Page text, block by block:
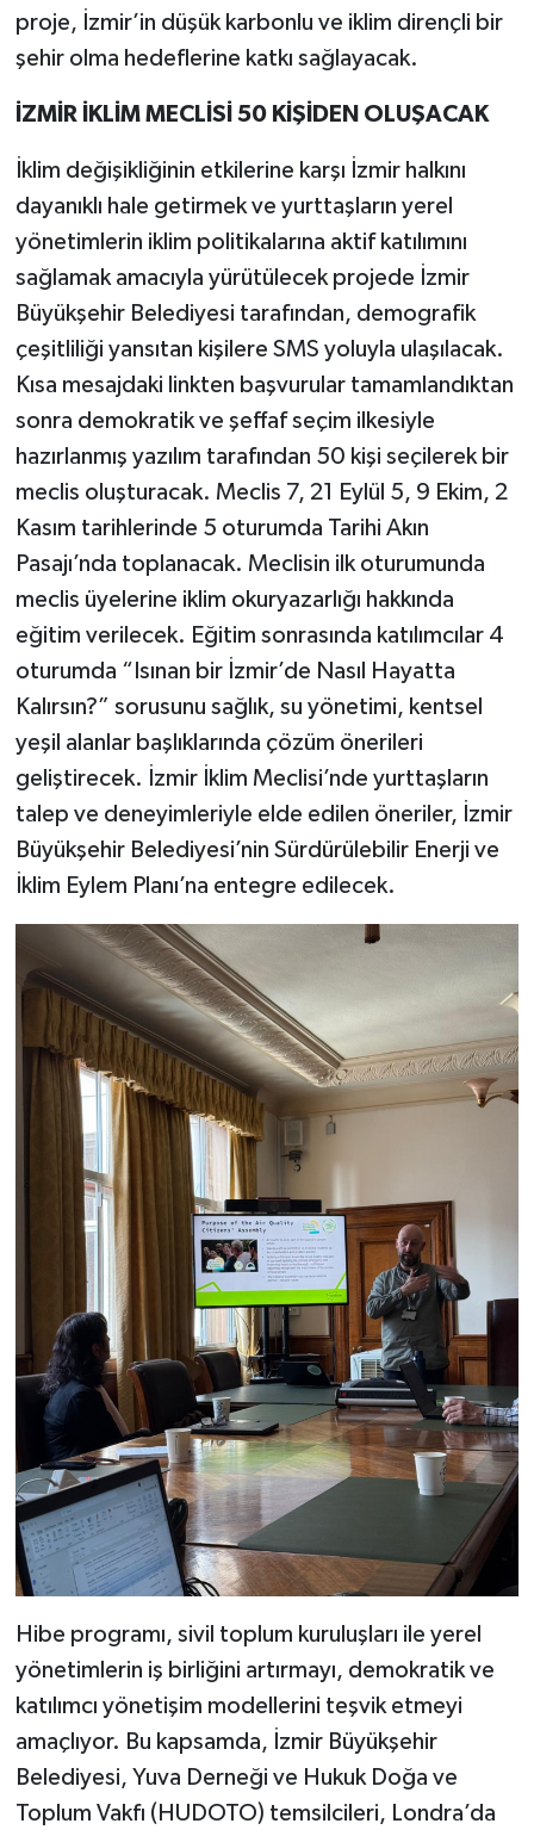
proje, İzmir’in düşük karbonlu ve iklim dirençli bir
şehir olma hedeflerine katkı sağlayacak.
İZMİR İKLİM MECLİSİ 50 KİŞİDEN OLUŞACAK
İklim değişikliğinin etkilerine karşı İzmir halkını
dayanıklı hale getirmek ve yurttaşların yerel
yönetimlerin iklim politikalarına aktif katılımını
sağlamak amacıyla yürütülecek projede İzmir
Büyükşehir Belediyesi tarafından, demografik
çeşitliliği yansıtan kişilere SMS yoluyla ulaşılacak.
Kısa mesajdaki linkten başvurular tamamlandıktan
sonra demokratik ve şeffaf seçim ilkesiyle
hazırlanmış yazılım tarafından 50 kişi seçilerek bir
meclis oluşturacak. Meclis 7, 21 Eylül 5, 9 Ekim, 2
Kasım tarihlerinde 5 oturumda Tarihi Akın
Pasajı’nda toplanacak. Meclisin ilk oturumunda
meclis üyelerine iklim okuryazarlığı hakkında
eğitim verilecek. Eğitim sonrasında katılımcılar 4
oturumda “Isınan bir İzmir’de Nasıl Hayatta
Kalırsın?” sorusunu sağlık, su yönetimi, kentsel
yeşil alanlar başlıklarında çözüm önerileri
geliştirecek. İzmir İklim Meclisi’nde yurttaşların
talep ve deneyimleriyle elde edilen öneriler, İzmir
Büyükşehir Belediyesi’nin Sürdürülebilir Enerji ve
İklim Eylem Planı’na entegre edilecek.
Hibe programı, sivil toplum kuruluşları ile yerel
yönetimlerin iş birliğini artırmayı, demokratik ve
katılımcı yönetişim modellerini teşvik etmeyi
amaçlıyor. Bu kapsamda, İzmir Büyükşehir
Belediyesi, Yuva Derneği ve Hukuk Doğa ve
Toplum Vakfı (HUDOTO) temsilcileri, Londra’da